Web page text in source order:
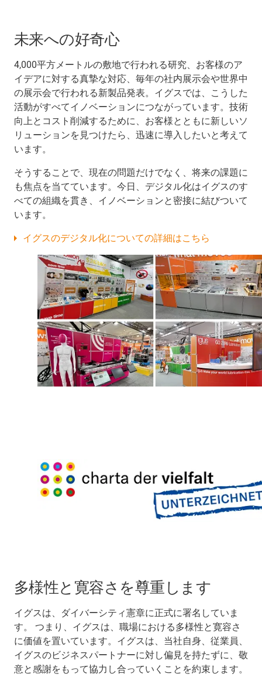
未来への好奇心
4,000平方メートルの敷地で行われる研究、お客様のア
イデアに対する真摯な対応、毎年の社内展示会や世界中
の展示会で行われる新製品発表。イグスでは、こうした
活動がすべてイノベーションにつながっています。技術
向上とコスト削減するために、お客様とともに新しいソ
リューションを見つけたら、迅速に導入したいと考えて
います。
そうすることで、現在の問題だけでなく、将来の課題に
も焦点を当てています。今日、デジタル化はイグスのす
べての組織を貫き、イノベーションと密接に結びついて
います。
イグスのデジタル化についての詳細はこちら
多様性と寛容さを尊重します
イグスは、ダイバーシティ憲章に正式に署名していま
す。 つまり、イグスは、職場における多様性と寛容さ
に価値を置いています。イグスは、当社自身、従業員、
イグスのビジネスパートナーに対し偏見を持たずに、敬
意と感謝をもって協力し合っていくことを約束します。